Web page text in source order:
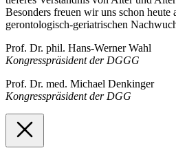
Besonders freuen wir uns schon heute
gerontologisch-geriatrischen
Prof. Dr. phil. Hans-Werner Wahl
Kongresspräsident der DGGG
Prof. Dr. med. Michael Denkinger
Kongresspräsident der DGG